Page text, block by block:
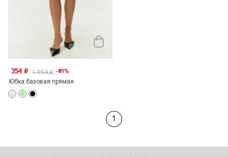
354 o 1 954o -81%
Юбка базовая прямая
1